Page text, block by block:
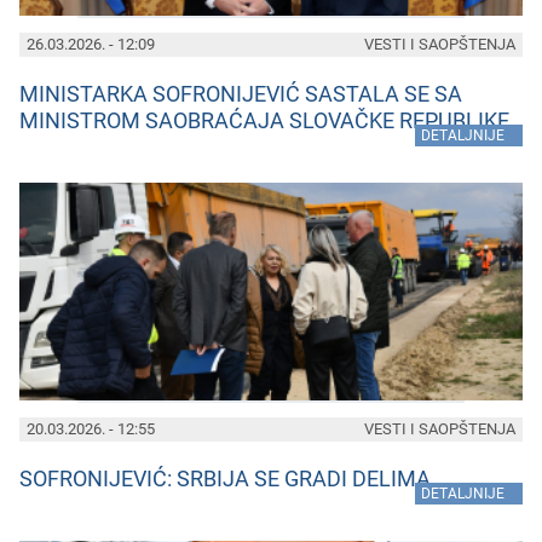
26.03.2026. - 12:09
MINISTARKA SOFRONIJEVIĆ SASTALA SE SA
MINISTROM SAOBRAĆAJA SLOVAČKE REPUBLIKE
DETALJNIJE
VESTI I SAOPŠTENJA
20.03.2026. - 12:55
SOFRONIJEVIĆ: SRBIJA SE GRADI DELIMA
DETALJNIJE
VESTI I SAOPŠTENJA